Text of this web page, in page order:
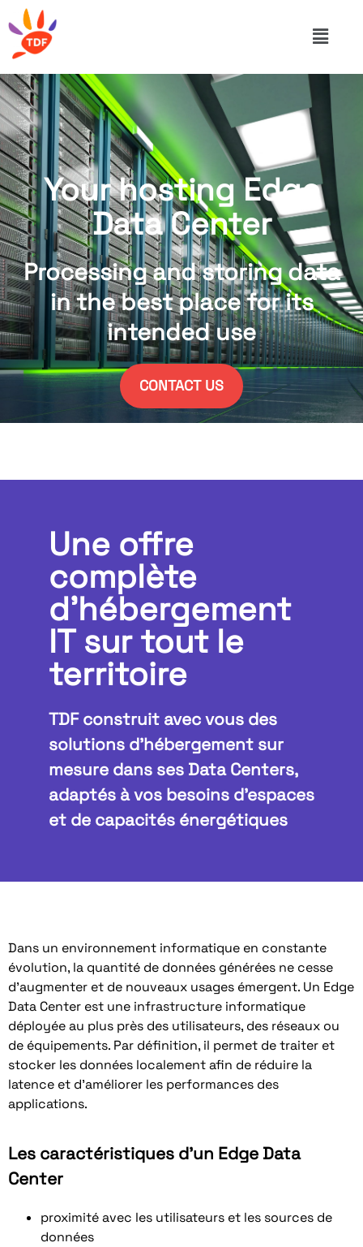
Your hosting Edge
Data Center
Processing and storing data
in the best place for its
intended use
CONTACT US
Une offre
complète
d'hébergement
IT sur tout le
territoire
TDF construit avec vous des
solutions d'hébergement sur
mesure dans ses Data Centers,
adaptés à vos besoins d'espaces
et de capacités énergétiques
Dans un environnement informatique en constante
évolution, la quantité de données générées ne cesse
d’augmenter et de nouveaux usages émergent. Un Edge
Data Center est une infrastructure informatique
déployée au plus près des utilisateurs, des réseaux ou
de équipements. Par définition, il permet de traiter et
stocker les données localement afin de réduire la
latence et d’améliorer les performances des
applications.
Les caractéristiques d'un Edge Data
Center
proximité avec les utilisateurs et les sources de
données